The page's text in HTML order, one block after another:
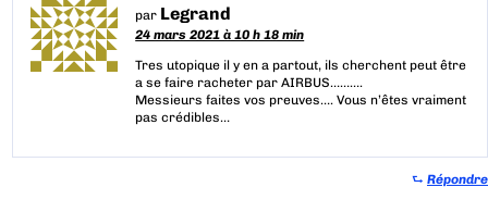
par Legrand
24 mars 2021 à 10 h 18 min
Tres utopique il y en a partout, ils cherchent peut être
a se faire racheter par AIRBUS……….
Messieurs faites vos preuves…. Vous n’êtes vraiment
pas crédibles…
⮑ Répondre